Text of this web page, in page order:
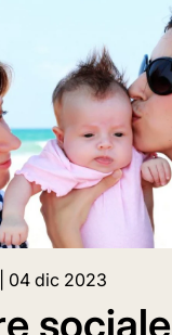
04 dic 2023
sociale